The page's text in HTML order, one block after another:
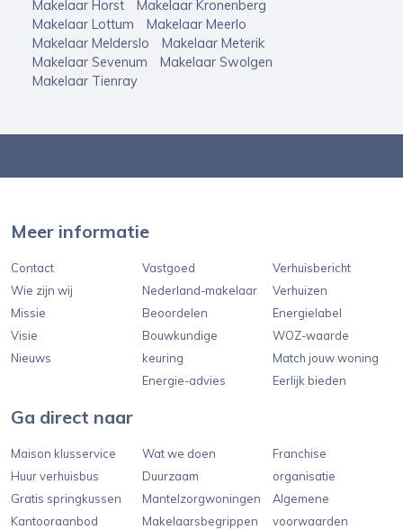
Makelaar Horst
Makelaar Kronenberg
Makelaar Lottum
Makelaar Meerlo
Makelaar Melderslo
Makelaar Meterik
Makelaar Sevenum
Makelaar Swolgen
Makelaar Tienray
Meer informatie
Contact
Wie zijn wij
Missie
Visie
Nieuws
Vastgoed
Nederland-makelaar
Beoordelen
Bouwkundige
keuring
Energie-advies
Verhuisbericht
Verhuizen
Energielabel
WOZ-waarde
Match jouw woning
Eerlijk bieden
Ga direct naar
Maison klusservice
Huur verhuisbus
Gratis springkussen
Kantooraanbod
Wat we doen
Duurzaam
Mantelzorgwoningen
Makelaarsbegrippen
Franchise
organisatie
Algemene
voorwaarden